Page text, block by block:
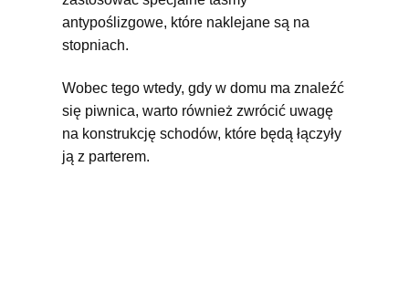
antypoślizgowe, które naklejane są na
stopniach.
Wobec tego wtedy, gdy w domu ma znaleźć
się piwnica, warto również zwrócić uwagę
na konstrukcję schodów, które będą łączyły
ją z parterem.